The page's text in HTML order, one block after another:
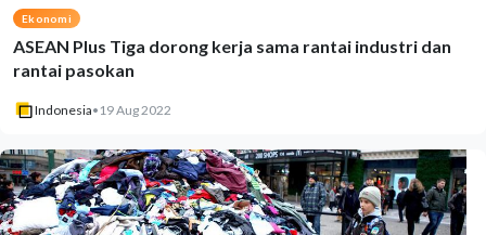
Ekonomi
ASEAN Plus Tiga dorong kerja sama rantai industri dan
rantai pasokan
Indonesia• 19 Aug 2022